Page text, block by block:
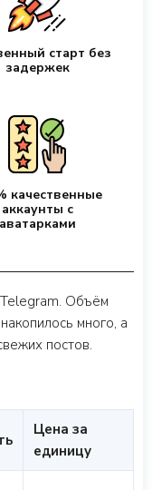
старт без
задержек
качественные
аккаунты с
аватарками
Объём
много, а
постов.
Цена за
единицу